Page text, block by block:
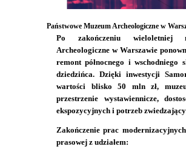
Państwowe Muzeum Archeologiczne w
Po zakończeniu wieloletniej
Archeologiczne w Warszawie
remont północnego i wschodniego
dziedzińca. Dzięki inwestycji
wartości blisko 50 mln zł,
przestrzenie wystawiennicze,
ekspozycyjnych i potrzeb
Zakończenie prac
prasowej z udziałem: